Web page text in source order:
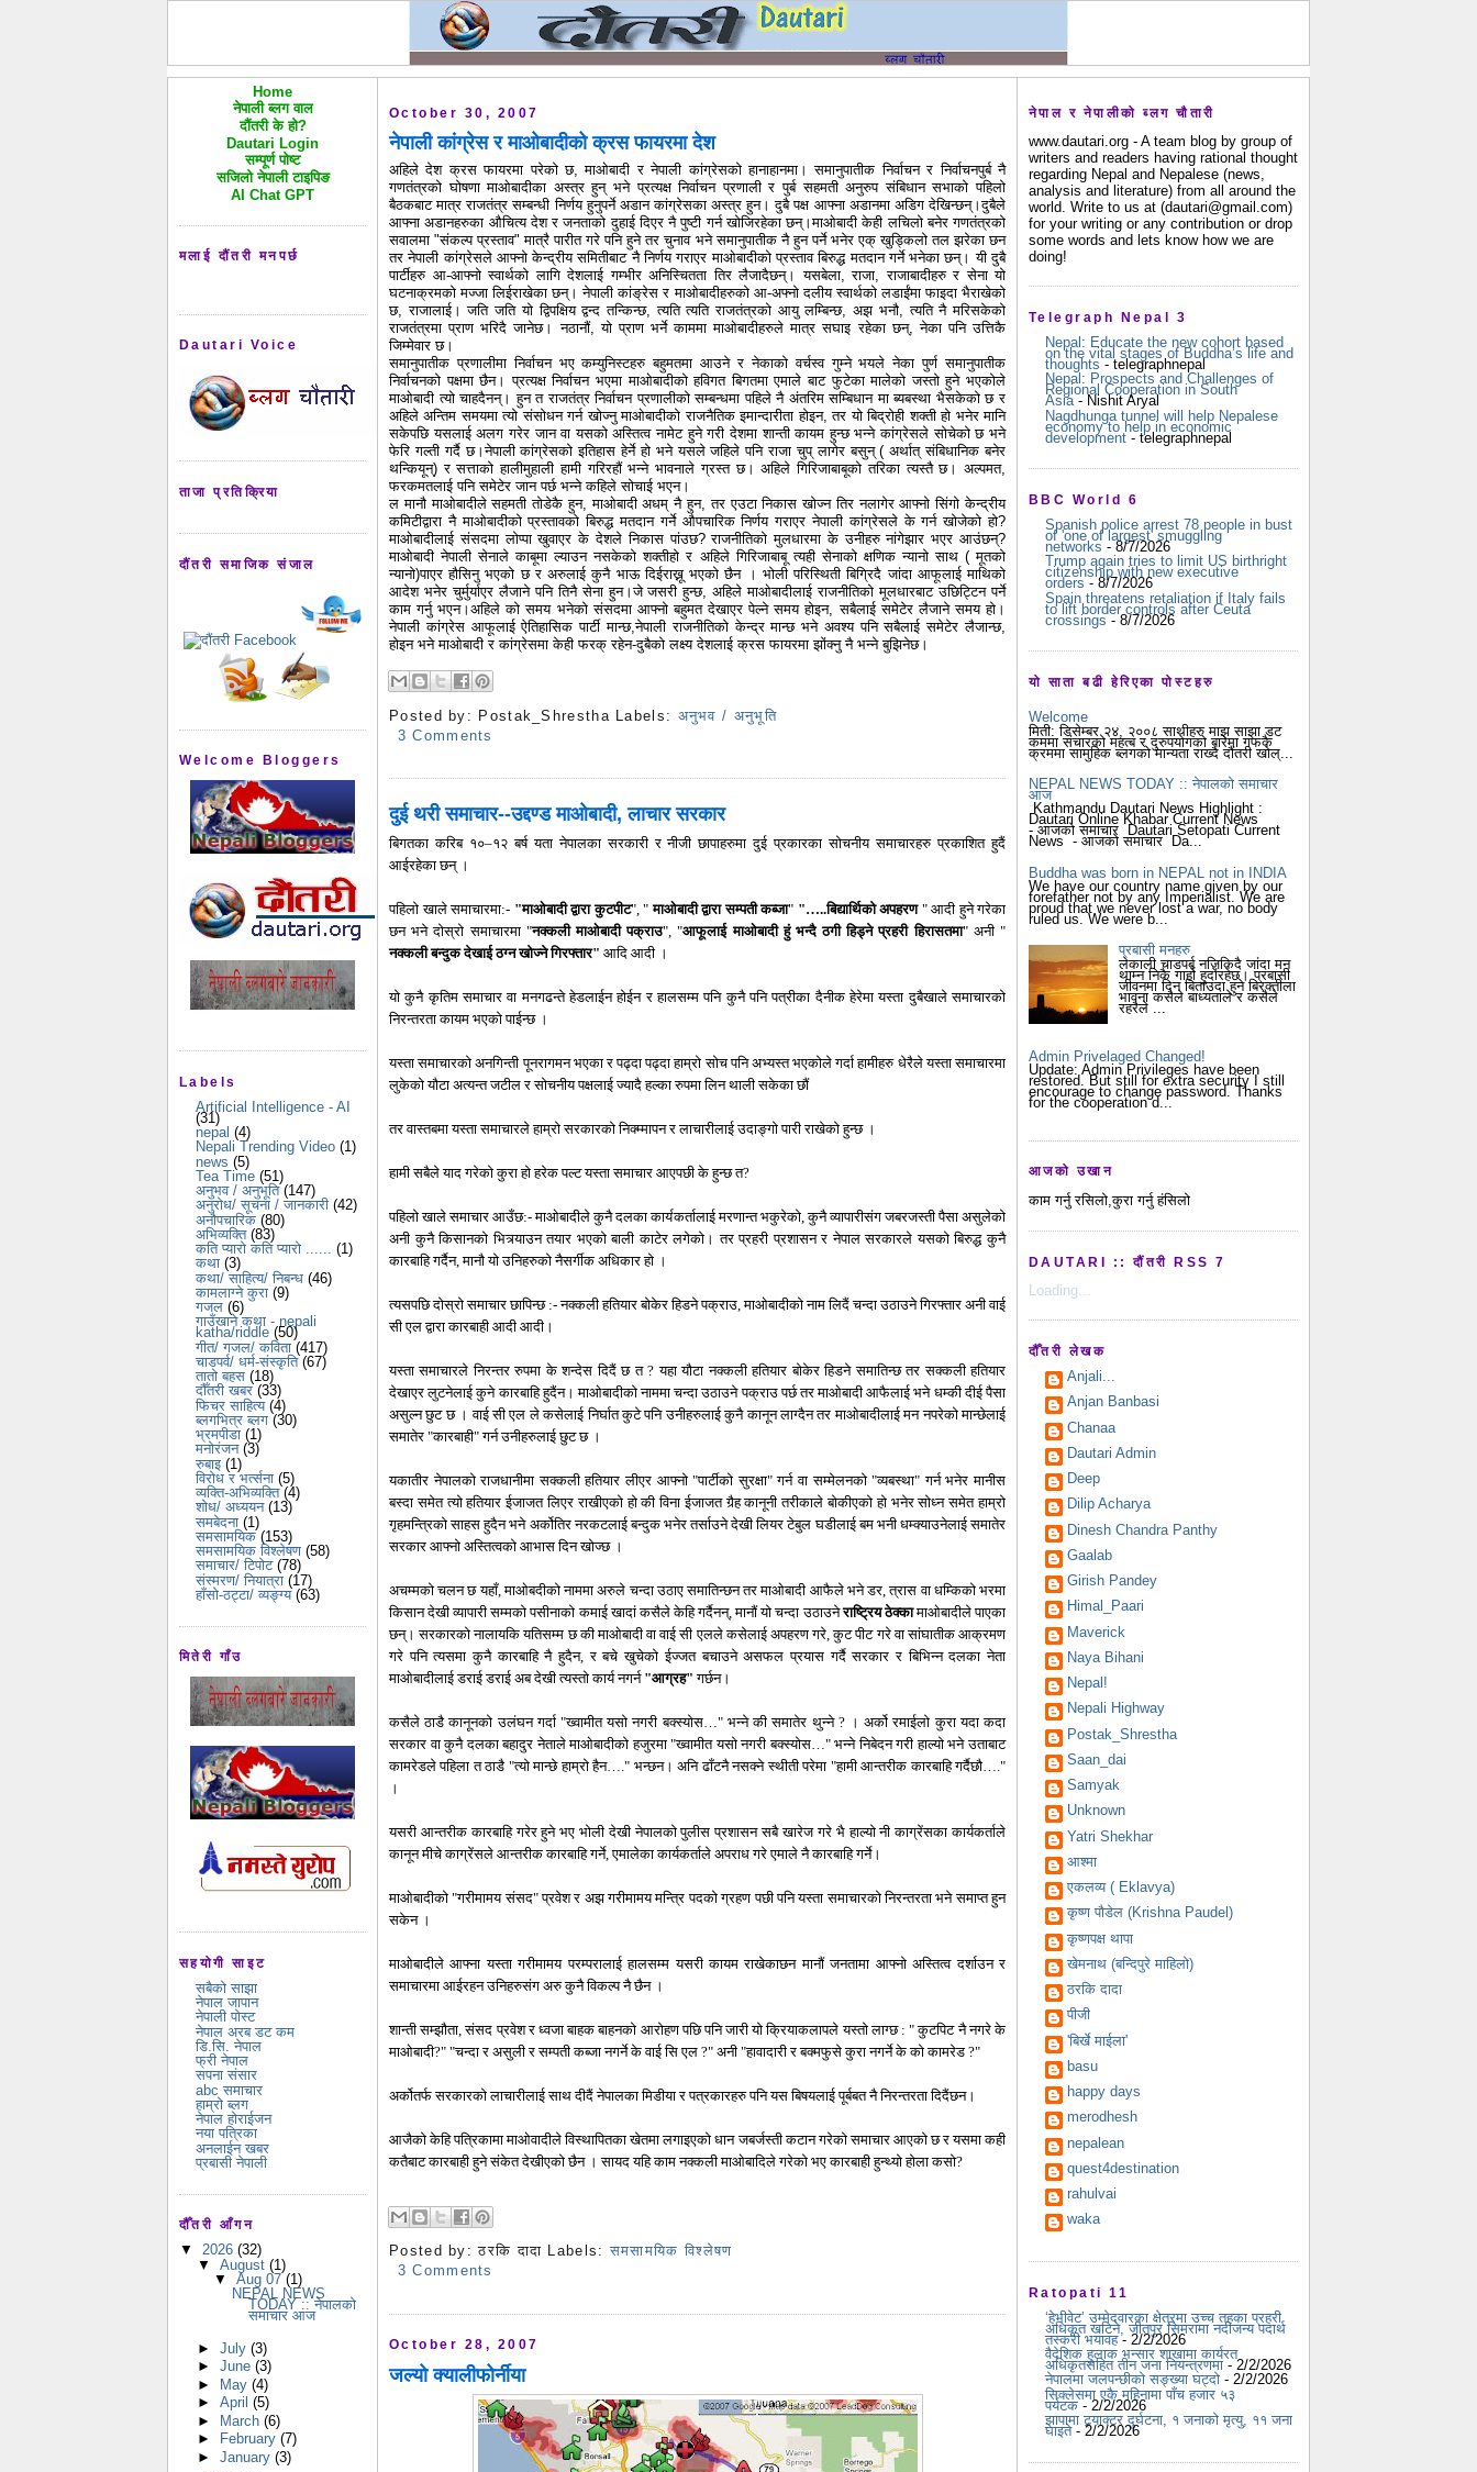
Home
नेपाली ब्लग वाल
दौंतरी के हो?
Dautari Login
सम्पूर्ण पोष्ट
सजिलो नेपाली टाइपिङ
AI Chat GPT
मलाई दौंतरी मनपर्छ
Dautari Voice
ताजा प्रतिक्रिया
दौंतरी समाजिक संजाल
Welcome Bloggers
Labels
Artificial Intelligence - AI
(31)
nepal (4)
Nepali Trending Video (1)
news (5)
Tea Time (51)
अनुभव / अनुभूति (147)
अनुरोध/ सूचना / जानकारी (42)
अनौपचारिक (80)
अभिव्यक्ति (83)
कति प्यारो कति प्यारो ...... (1)
कथा (3)
कथा/ साहित्य/ निबन्ध (46)
कामलाग्ने कुरा (9)
गजल (6)
गाउँखाने कथा - nepali
katha/riddle (50)
गीत/ गजल/ कविता (417)
चाडपर्व/ धर्म-संस्कृति (67)
तातो बहस (18)
दौँतरी खबर (33)
फिचर साहित्य (4)
ब्लगभित्र ब्लग (30)
भ्रमपीडा (1)
मनोरंजन (3)
रुबाइ (1)
विरोध र भर्त्सना (5)
व्यक्ति-अभिव्यक्ति (4)
शोध/ अध्ययन (13)
समबेदना (1)
समसामयिक (153)
समसामयिक विश्लेषण (58)
समाचार/ टिपोट (78)
संस्मरण/ नियात्रा (17)
हाँसो-ठट्टा/ व्यङ्ग्य (63)
मितेरी गाँउ
सहयोगी साइट
सबैको साझा
नेपाल जापान
नेपाली पोस्ट
नेपाल अरब डट कम
डि.सि. नेपाल
फ्री नेपाल
सपना संसार
abc समाचार
हाम्रो ब्लग
नेपाल होराईजन
नया पत्रिका
अनलाईन खबर
प्रबासी नेपाली
दौँतरी आँगन
▼ 2026 (32)
▼ August (1)
▼Aug 07(1)
NEPAL NEWS
TODAY :: नेपालको
समाचार आज
► July (3)
► June (3)
► May (4)
► April (5)
► March (6)
►
February (7)
► January (3)
October 30, 2007
नेपाली कांग्रेस र माओबादीको क्रस फायरमा देश
अहिले देश क्रस फायरमा परेको छ, माओबादी र नेपाली कांग्रेसको हानाहानमा। समानुपातीक निर्वाचन र निर्वाचनपुर्ब नै
गणतंत्रको घोषणा माओबादीका अस्त्र हुन् भने प्रत्यक्ष निर्वाचन प्रणाली र पुर्ब सहमती अनुरुप संबिधान सभाको पहिलो
बैठकबाट मात्र राजतंत्र सम्बन्धी निर्णय हुनुपर्ने अडान कांग्रेसका अस्त्र हुन। दुबै पक्ष आफ्ना अडानमा अडिग देखिन्छन्।दुबैले
आफ्ना अडानहरुका औचित्य देश र जनताको दुहाई दिएर नै पुष्टी गर्न खोजिरहेका छन्।माओबादी केही लचिलो बनेर गणतंत्रको
सवालमा "संकल्प प्रस्ताव" मात्रै पारीत गरे पनि हुने तर चुनाव भने समानुपातीक नै हुन पर्ने भनेर एक् खुड्किलो तल झरेका छन
तर नेपाली कांग्रेसले आफ्नो केन्द्रीय समितीबाट नै निर्णय गराएर माओबादीको प्रस्ताव बिरुद्ध मतदान गर्ने भनेका छन्। यी दुबै
पार्टीहरु आ-आफ्नो स्वार्थको लागि देशलाई गम्भीर अनिस्चितता तिर लैजादैछन्। यसबेला, राजा, राजाबादीहरु र सेना यो
घटनाक्रमको मज्जा लिईराखेका छन्। नेपाली कांङ्रेस र माओबादीहरुको आ-अफ्नो दलीय स्वार्थको लडाईंमा फाइदा भैराखेको
छ, राजालाई। जति जति यो द्विपक्षिय द्वन्द तन्किन्छ, त्यति त्यति राजतंत्रको आयु लम्बिन्छ, अझ भनौ, त्यति नै मरिसकेको
राजतंत्रमा प्राण भरिदै जानेछ। नठानौं, यो प्राण भर्ने काममा माओबादीहरुले मात्र सघाइ रहेका छन्, नेका पनि उत्तिकै
जिम्मेवार छ।
समानुपातीक प्रणालीमा निर्वाचन भए कम्युनिस्टहरु बहुमतमा आउने र नेकाको वर्चस्व गुम्ने भयले नेका पुर्ण समानुपातीक
निर्वाचनको पक्षमा छैन। प्रत्यक्ष निर्वाचन भएमा माओबादीको हविगत बिगतमा एमाले बाट फुटेका मालेको जस्तो हुने भएकोले
माओबादी त्यो चाहदैनन्। हुन त राजतंत्र निर्वाचन प्रणालीको सम्बन्धमा पहिले नै अंतरिम सम्बिधान मा ब्यबस्था भैसकेको छ र
अहिले अन्तिम समयमा त्यो संसोधन गर्न खोज्नु माओबादीको राजनैतिक इमान्दारीता होइन, तर यो बिद्रोही शक्ती हो भनेर मानि
सकेपछि यसलाई अलग गरेर जान वा यसको अस्तित्व नामेट हुने गरी देशमा शान्ती कायम हुन्छ भन्ने कांग्रेसले सोचेको छ भने
फेरि गल्ती गर्दै छ।नेपाली कांग्रेसको इतिहास हेर्ने हो भने यसले जहिले पनि राजा चुप् लागेर बसुन् ( अर्थात् संबिधानिक बनेर
थन्कियून्) र सत्ताको हालीमुहाली हामी गरिरहौं भन्ने भावनाले ग्रस्त छ। अहिले गिरिजाबाबूको तरिका त्यस्तै छ। अल्पमत,
फरकमतलाई पनि समेटेर जान पर्छ भन्ने कहिले सोचाई भएन।
ल मानौ माओबादीले सहमती तोडेकै हुन, माओबादी अधम् नै हुन, तर एउटा निकास खोज्न तिर नलागेर आफ्नो सिंगो केन्द्रीय
कमिटीद्वारा नै माओबादीको प्रस्तावको बिरुद्ध मतदान गर्ने औपचारिक निर्णय गराएर नेपाली कांग्रेसले के गर्न खोजेको हो?
माओबादीलाई संसदमा लोप्पा खुवाएर के देशले निकास पांउछ? राजनीतिको मुलधारमा के उनीहरु नांगेझार भएर आउंछन्?
माओबादी नेपाली सेनाले काबूमा ल्याउन नसकेको शक्तीहो र अहिले गिरिजाबाबू त्यही सेनाको क्षणिक न्यानो साथ ( मूतको
न्यानो)पाएर हौसिनु भएको छ र अरुलाई कुनै भाऊ दिईराख्नू भएको छैन । भोली परिस्थिती बिग्रिदै जांदा आफूलाई माथिको
आदेश भनेर चुर्मुर्याएर लैजाने पनि तिनै सेना हुन।जे जसरी हुन्छ, अहिले माओबादीलाई राजनीतिको मूलधारबाट उछिट्टिन पर्ने
काम गर्नु भएन।अहिले को समय भनेको संसदमा आफ्नो बहुमत देखाएर पेल्ने समय होइन, सबैलाई समेटेर लैजाने समय हो।
नेपाली कांग्रेस आफूलाई ऐतिहासिक पार्टी मान्छ,नेपाली राजनीतिको केन्द्र मान्छ भने अवश्य पनि सबैलाई समेटेर लैजान्छ,
होइन भने माओबादी र कांग्रेसमा केही फरक् रहेन-दुबैको लक्ष्य देशलाई क्रस फायरमा झोंक्नु नै भन्ने बुझिनेछ।
Posted by: Postak_Shrestha Labels: अनुभव / अनुभूति
3 Comments
दुई थरी समाचार--उद्दण्ड माओबादी, लाचार सरकार
बिगतका करिब १०–१२ बर्ष यता नेपालका सरकारी र नीजी छापाहरुमा दुई प्रकारका सोचनीय समाचारहरु प्रकाशित हुदैं
आईरहेका छन् ।
पहिलो खाले समाचारमा:- "माओबादी द्वारा कुटपीट", "माओबादी द्वारा सम्पती कब्जा" "…..बिद्यार्थिको अपहरण" आदी हुने गरेका
छन भने दोस्रो समाचारमा "नक्कली माओबादी पक्राउ", "आफूलाई माओबादी हुं भन्दै ठगी हिड्ने प्रहरी हिरासतमा" अनी "
नक्कली बन्दुक देखाई ठग्न खोज्ने गिरफ्तार" आदि आदी ।
यो कुनै कृतिम समाचार वा मनगढन्ते हेडलाईन होईन र हालसम्म पनि कुनै पनि पत्रीका दैनीक हेरेमा यस्ता दुबैखाले समाचारको
निरन्तरता कायम भएको पाईन्छ ।
यस्ता समाचारको अनगिन्ती पूनरागमन भएका र पढ्दा पढ्दा हाम्रो सोच पनि अभ्यस्त भएकोले गर्दा हामीहरु धेरैले यस्ता समाचारमा
लुकेको यौटा अत्यन्त जटील र सोचनीय पक्षलाई ज्यादै हल्का रुपमा लिन थाली सकेका छौं
तर वास्तबमा यस्ता समाचारले हाम्रो सरकारको निक्म्मापन र लाचारीलाई उदाङ्गो पारी राखेको हुन्छ ।
हामी सबैले याद गरेको कुरा हो हरेक पल्ट यस्ता समाचार आएपछी के हुन्छ त?
पहिलो खाले समाचार आउँछ:- माओबादीले कुनै दलका कार्यकर्तालाई मरणान्त भकुरेको, कुनै व्यापारीसंग जबरजस्ती पैसा असुलेको
अनी कुनै किसानको भित्र्याउन तयार भएको बाली काटेर लगेको। तर प्रहरी प्रशासन र नेपाल सरकारले यसको बिरुद्ध कुनै
कारबाहि गर्दैन, मानौ यो उनिहरुको नैसर्गीक अधिकार हो ।
त्यसपछि दोस्रो समाचार छापिन्छ :- नक्कली हतियार बोकेर हिडने पक्राउ, माओबादीको नाम लिदैं चन्दा उठाउने गिरफ्तार अनी वाई
सी एल द्वारा कारबाही आदी आदी।
यस्ता समाचारले निरन्तर रुपमा के शन्देस दिदैं छ त ? यहा यौटा नक्कली हतियार बोकेर हिडने समातिन्छ तर सक्कली हतियार
देखाएर लुटनेलाई कुने कारबाहि हुदैंन। माओबादीको नाममा चन्दा उठाउने पक्राउ पर्छ तर माओबादी आफैलाई भने धम्की दीई पैसा
असुल्न छुट छ । वाई सी एल ले कसेलाई निर्घात कुटे पनि उनीहरुलाई कुनै कानून लाग्दैन तर माओबादीलाई मन नपरेको मान्छेलाई
समातेर "कारबाही" गर्न उनीहरुलाई छुट छ ।
यकातीर नेपालको राजधानीमा सक्कली हतियार लीएर आफ्नो "पार्टीको सुरक्षा" गर्न वा सम्मेलनको "व्यबस्था" गर्न भनेर मानीस
बस्दा समेत त्यो हतियार ईजाजत लिएर राखीएको हो की विना ईजाजत गैर्‍ह कानूनी तरीकाले बोकीएको हो भनेर सोध्न समेत हाम्रो
गृहमन्त्रिको साहस हुदैन भने अर्कोतिर नरकटलाई बन्दुक भनेर तर्साउने देखी लियर टेबुल घडीलाई बम भनी धम्क्याउनेलाई समातेर
सरकार आफ्नो अस्तित्वको आभास दिन खोज्छ ।
अचम्मको चलन छ यहाँ, माओबदीको नाममा अरुले चन्दा उठाए समातिन्छन तर माओबादी आफैले भने डर, त्रास वा धम्किको भरमा
किसान देखी व्यापारी सम्मको पसीनाको कमाई खादां कसैले केहि गर्दैनन्, मानौं यो चन्दा उठाउनेराष्ट्रिय ठेक्कामाओबादीले पाएका
छन्। सरकारको नालायकि यतिसम्म छ की माओबादी वा वाई सी एलले कसेलाई अपहरण गरे, कुट पीट गरे वा सांघातीक आक्रमण
गरे पनि त्यसमा कुनै कारबाहि नै हुदैन, र बचे खुचेको ईज्जत बचाउने असफल प्रयास गर्दै सरकार र बिभिन्न दलका नेता
माओबादीलाई डराई डराई अब देखी त्यस्तो कार्य नगर्न "आग्रह" गर्छन।
कसैले ठाडै कानूनको उलंघन गर्दा "ख्वामीत यसो नगरी बक्स्योस…" भन्ने की समातेर थुन्ने ? । अर्को रमाईलो कुरा यदा कदा
सरकार वा कुनै दलका बहादुर नेताले माओबादीको हजुरमा "ख्वामीत यसो नगरी बक्स्योस…" भन्ने निबेदन गरी हाल्यो भने उताबाट
कामरेडले पहिला त ठाडै "त्यो मान्छे हाम्रो हैन…." भन्छन। अनि ढाँटनै नसक्ने स्थीती परेमा "हामी आन्तरीक कारबाहि गर्दैछौ…."
।
यसरी आन्तरीक कारबाहि गरेर हुने भए भोली देखी नेपालको पुलीस प्रशासन सबै खारेज गरे भै हाल्यो नी काग्रेंसका कार्यकर्ताले
कानून मीचे काग्रेंसले आन्तरीक कारबाहि गर्ने, एमालेका कार्यकर्ताले अपराध गरे एमाले नै कारबाहि गर्ने।
माओबादीको "गरीमामय संसद" प्रवेश र अझ गरीमामय मन्त्रि पदको ग्रहण पछी पनि यस्ता समाचारको निरन्तरता भने समाप्त हुन
सकेन ।
माओबादीले आफ्ना यस्ता गरीमामय परम्परालाई हालसम्म यसरी कायम राखेकाछन मानौं जनतामा आफ्नो अस्तित्व दर्शाउन र
समाचारमा आईरहन उनिहरुसंग अरु कुनै विकल्प नै छैन ।
शान्ती सम्झौता, संसद प्रवेश र ध्वजा बाहक बाहनको आरोहण पछि पनि जारी यो क्रियाकलापले यस्तो लाग्छ : " कुटपिट नै नगरे के
माओबादी?" "चन्दा र असुली र सम्पती कब्जा नगर्ने के वाई सि एल ?" अनी "हावादारी र बक्मफुसे कुरा नगर्ने के को कामरेड ?"
अर्कोतर्फ सरकारको लाचारीलाई साथ दीदैं नेपालका मिडीया र पत्रकारहरु पनि यस बिषयलाई पूर्बबत नै निरन्तरता दिदैंछन।
आजैको केहि पत्रिकामा माओवादीले विस्थापितका खेतमा लगाइएको धान जबर्जस्ती कटान गरेको समाचार आएको छ र यसमा कही
कतैबाट कारबाही हुने संकेत देखीएको छैन । सायद यहि काम नक्कली माओबादिले गरेको भए कारबाही हुन्थ्यो होला कसो?
Posted by:ठरकि दादा Labels:समसामयिक विश्लेषण
3 Comments
October 28, 2007
जल्यो क्यालीफोर्नीया
नेपाल र नेपालीको ब्लग चौतारी
www.dautari.org - A team blog by group of
writers and readers having rational thought
regarding Nepal and Nepalese (news,
analysis and literature) from all around the
world. Write to us at (dautari@gmail.com)
for your writing or any contribution or drop
some words and lets know how we are
doing!
Telegraph Nepal 3
Nepal: Educate the new cohort based
on the vital stages of Buddha’s life and
thoughts - telegraphnepal
Nepal: Prospects and Challenges of
Regional Cooperation in South
Asia- Nishit Aryal
Nagdhunga tunnel will help Nepalese
economy to help in economic
development - telegraphnepal
BBC World 6
Spanish police arrest 78 people in bust
of 'one of largest' smuggling
networks - 8/7/2026
Trump again tries to limit US birthright
citizenship with new executive
orders - 8/7/2026
Spain threatens retaliation if Italy fails
to lift border controls after Ceuta
crossings- 8/7/2026
यो साता बढी हेरिएका पोस्टहरु
Welcome
मिती: डिसेम्बर २४, २००८ साथीहरु माझ साझा डट
कममा संचारको महत्ब र दुरुपयोगको बारेमा गफकै
क्रममा सामुहिक ब्लगको मान्यता राख्दै दौंतरी खोल्...
NEPAL NEWS TODAY :: नेपालको समाचार
आज
Kathmandu Dautari News Highlight :
Dautari Online Khabar Current News
- आजको समाचार Dautari Setopati Current
News - आजको समाचार Da...
Buddha was born in NEPAL not in INDIA
We have our country name given by our
forefather not by any Imperialist. We are
proud that we never lost a war, no body
ruled us. We were b...
प्रबासी मनहरु
लेकाली चाडपर्ब नजिकिदै जांदा मन
थाम्न निकै गार्हो हुदोंरहेछ। प्रबासी
जीवनमा दिन बिताउदा हुने बिरक्तीला
भावना कसैले बाध्यताले र कसैले
रहरैले ...
Admin Privelaged Changed!
Update: Admin Privileges have been
restored. But still for extra security I still
encourage to change password. Thanks
for the cooperation d...
आजको उखान
काम गर्नु रसिलो,कुरा गर्नु हंसिलो
DAUTARI :: दौंतरी RSS 7
Loading...
दौँतरी लेखक
Anjali...
Anjan Banbasi
Chanaa
Dautari Admin
Deep
Dilip Acharya
Dinesh Chandra Panthy
Gaalab
Girish Pandey
Himal_Paari
Maverick
Naya Bihani
Nepal!
Nepali Highway
Postak_Shrestha
Saan_dai
Samyak
Unknown
Yatri Shekhar
आश्मा
एकलव्य ( Eklavya)
कृष्ण पौडेल (Krishna Paudel)
कृष्णपक्ष थापा
खेमनाथ (बन्दिपुरे माहिलो)
ठरकि दादा
पीजी
'बिर्खे माईला'
basu
happy days
merodhesh
nepalean
quest4destination
rahulvai
waka
Ratopati 11
‘हेभीवेट’ उम्मेदवारका क्षेत्रमा उच्च तहका प्रहरी
अधिकृत खटिने, जीतपुर सिमरामा नदीजन्य पदार्थ
तस्करी भयावह- 2/2/2026
वैदेशिक हुलाक भन्सार शाखामा कार्यरत
अधिकृतसहित तीन जना नियन्त्रणमा - 2/2/2026
नेपालमा जलपन्छीको सङ्ख्या घट्दो - 2/2/2026
सिक्लेसमा एकै महिनामा पाँच हजार ५३
पर्यटक- 2/2/2026
झापामा ट्र्याक्टर दुर्घटना, १ जनाको मृत्यु, ११ जना
घाइते- 2/2/2026